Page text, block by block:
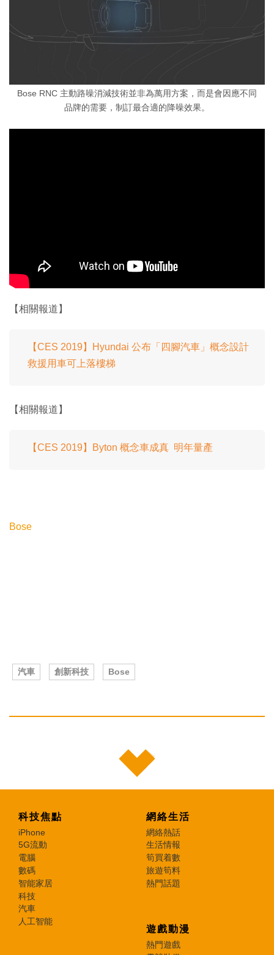
Bose RNC 主動路噪消減技術並非為萬用方案，而是會因應不同
品牌的需要，制訂最合適的降噪效果。
【相關報道】
【CES 2019】Hyundai 公布「四腳汽車」概念設計
救援用車可上落樓梯
【相關報道】
【CES 2019】Byton 概念車成真 明年量產
Bose
汽車 創新科技 Bose
科技焦點
iPhone
5G流動
電腦
數碼
智能家居
科技
汽車
人工智能
網絡生活
網絡熱話
生活情報
筍買着數
旅遊筍料
熱門話題
遊戲動漫
熱門遊戲